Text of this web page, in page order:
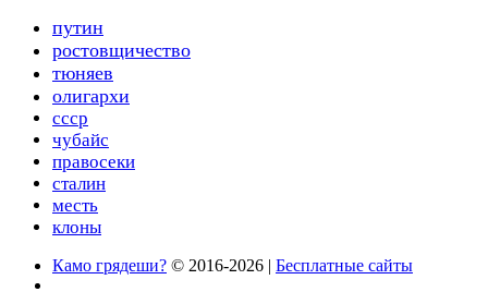
путин
ростовщичество
тюняев
олигархи
ссср
чубайс
правосеки
сталин
месть
клоны
Камо грядеши? © 2016-2026 | Бесплатные сайты